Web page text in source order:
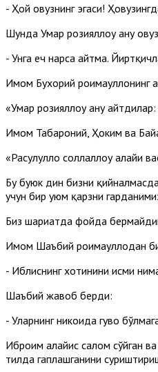
- Ҳой ҳовузнинг эгаси!
Шунда Умар розияллоҳу анҳу
- Унга ҳеч нарса айтма.
Имом Бухорий
«Умар розияллоҳу анҳу
Имом Табароний, Ҳоким ва
«Расулуллоҳ соллаллоҳу
Бу буюк дин бизни
учун бир уюм қарзни
Биз шариатда фойда
Имом Шаъбий роҳимаҳуллоҳдан
- Иблиснинг хотинини исми
Шаъбий жавоб берди:
- Уларнинг никоҳида гувоҳ
Иброҳим алайҳис салом сўйган
тилда гаплашганини